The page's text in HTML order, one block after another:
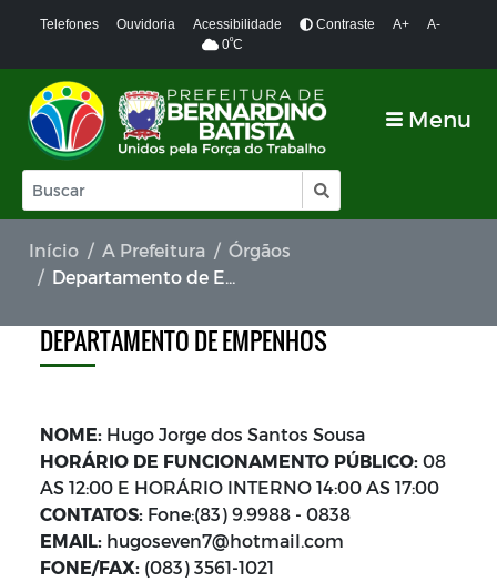
Telefones Ouvidoria Acessibilidade Contraste A+
A-
0ºC
Menu
Início A Prefeitura
Órgãos
Departamento de Empenhos
DEPARTAMENTO DE EMPENHOS
NOME: Hugo Jorge dos Santos Sousa
HORÁRIO DE FUNCIONAMENTO PÚBLICO: 08
AS 12:00 E HORÁRIO INTERNO 14:00 AS 17:00
CONTATOS: Fone:(83) 9.9988 - 0838
EMAIL: hugoseven7@hotmail.com
FONE/FAX: (083) 3561-1021